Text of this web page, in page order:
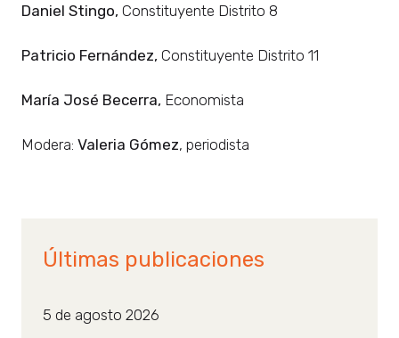
Daniel Stingo, Constituyente Distrito 8
Patricio Fernández, Constituyente Distrito 11
María José Becerra, Economista
Modera: Valeria Gómez, periodista
Últimas publicaciones
5 de agosto 2026